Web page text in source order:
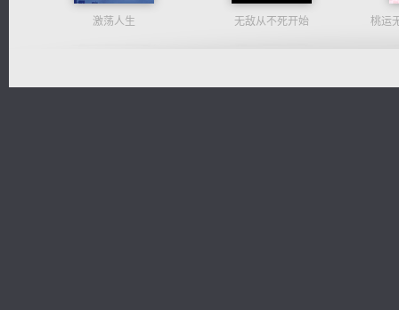
激荡人生 无敌从不死开始 桃运